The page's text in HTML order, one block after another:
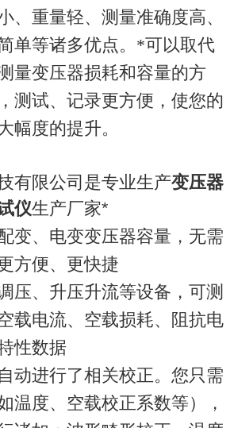
、重量轻、测量准确度高、
单等诸多优点。*可以取代
量变压器损耗和容量的方
测试、记录更方便，使您的
幅度的提升。
有限公司是专业生产变压器
仪生产厂家*
变、电变变压器容量，无需
方便、更快捷
压、升压升流等设备，可测
载电流、空载损耗、阻抗电
性数据
动进行了相关校正。您只需
温度、空载校正系数等），